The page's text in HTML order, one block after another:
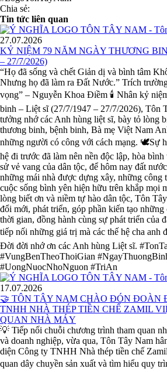
Chia sẻ:
Tin tức liên quan
27.07.2026
KỶ NIỆM 79 NĂM NGÀY THƯƠNG
– 27/7/2026)
“Họ đã sống và chết Giản dị và bình tâm
Nhưng họ đã làm ra Đất Nước.” Trích
vọng” – Nguyễn Khoa Điềm 🕯️ Nhân kỷ
binh – Liệt sĩ (27/7/1947 – 27/7/2026), Tôn
tưởng nhớ các Anh hùng liệt sĩ, bày tỏ lòng
thương binh, bệnh binh, Bà mẹ Việt Nam
những người có công với cách mạng. 🕊️Sự
hệ đi trước đã làm nên nền độc lập, hòa
sử vẻ vang của dân tộc, để hôm nay đất
những mái nhà được dựng xây, những công
cuộc sống bình yên hiện hữu trên khắp mọi
lòng biết ơn và niềm tự hào dân tộc, Tôn
đổi mới, phát triển, góp phần kiến tạo
thời gian, đồng hành cùng sự phát triển của
tiếp nối những giá trị mà các thế hệ cha
Đời đời nhớ ơn các Anh hùng Liệt sĩ.
#VungBenTheoThoiGian
#UongNuocNhoNguon #TriAn
17.07.2026
🤝 TÔN TÂY NAM CHÀO ĐÓN ĐOÀN
TNHH NHÀ THÉP TIỀN CHẾ ZAMIL
QUAN NHÀ MÁY
💡 Tiếp nối chuỗi chương trình tham quan
và doanh nghiệp, vừa qua, Tôn Tây Nam
diện Công ty TNHH Nhà thép tiền chế
quan dây chuyền sản xuất và tìm hiểu quy